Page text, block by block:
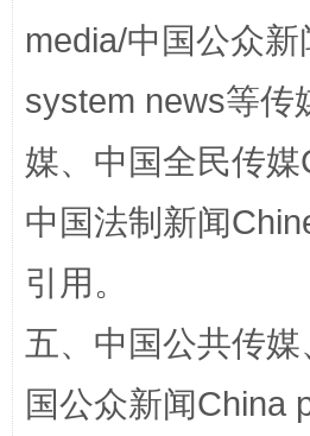
国家大学科技园优化重塑工
扯下公款旅游的“隐身衣”
media/中国公众
system news等传
媒、中国全民传
中国法制新闻
引用。
五、中国公共传
国公众新闻China